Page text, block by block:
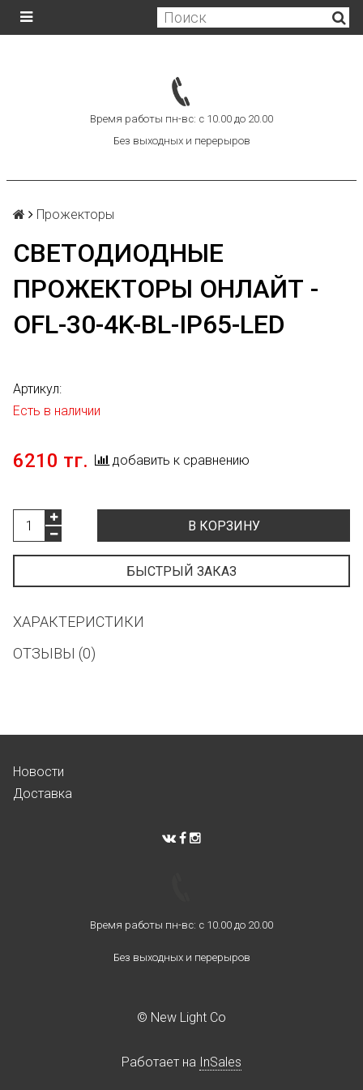
Время работы пн-вс: с 10.00 до 20.00
Без выходных и перерыров
Прожекторы
СВЕТОДИОДНЫЕ
ПРОЖЕКТОРЫ ОНЛАЙТ -
OFL-30-4K-BL-IP65-LED
Артикул:
Есть в наличии
6210 тг. добавить к сравнению
В КОРЗИНУ
БЫСТРЫЙ ЗАКАЗ
ХАРАКТЕРИСТИКИ
ОТЗЫВЫ (0)
Новости
Доставка
Время работы пн-вс: с 10.00 до 20.00
Без выходных и перерыров
© New Light Co
Работает на InSales